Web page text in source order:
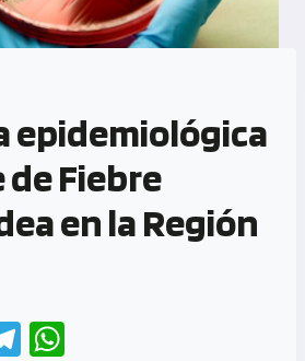
epidemiológica
Fiebre
en la Región
Te